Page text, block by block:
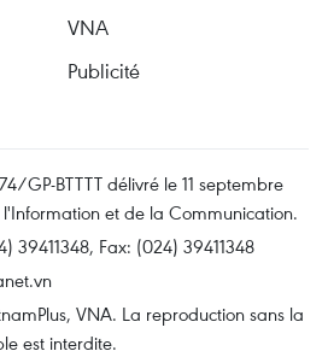
VNA
Publicité
GP-BTTTT délivré le 11 septembre
et de la Communication.
39411348, Fax: (024) 39411348
VNA. La reproduction sans la
est interdite.